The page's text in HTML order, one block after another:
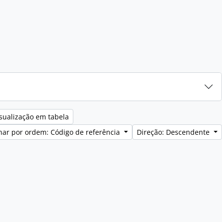
em tabela
por ordem: Código de referência
Direção: Descendente